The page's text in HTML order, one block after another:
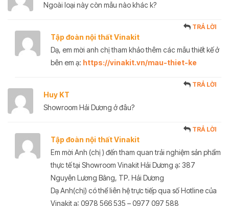
Ngoài loại này còn mẫu nào khác k?
Tập đoàn nội thất Vinakit
TRẢ LỜI
Dạ, em mời anh chị tham khảo thêm các mẫu thiết kế ở
bên em ạ: https://vinakit.vn/mau-thiet-ke
Huy KT
TRẢ LỜI
Showroom Hải Dương ở đâu?
Tập đoàn nội thất Vinakit
TRẢ LỜI
Em mời Anh (chị ) đến tham quan trải nghiệm sản phẩm
thực tế tại Showroom Vinakit Hải Dương ạ: 387
Nguyễn Lương Bằng, TP. Hải Dương
Dạ Anh(chị) có thể liên hệ trực tiếp qua số Hotline của
Vinakit ạ: 0978 566 535 – 0977 097 588